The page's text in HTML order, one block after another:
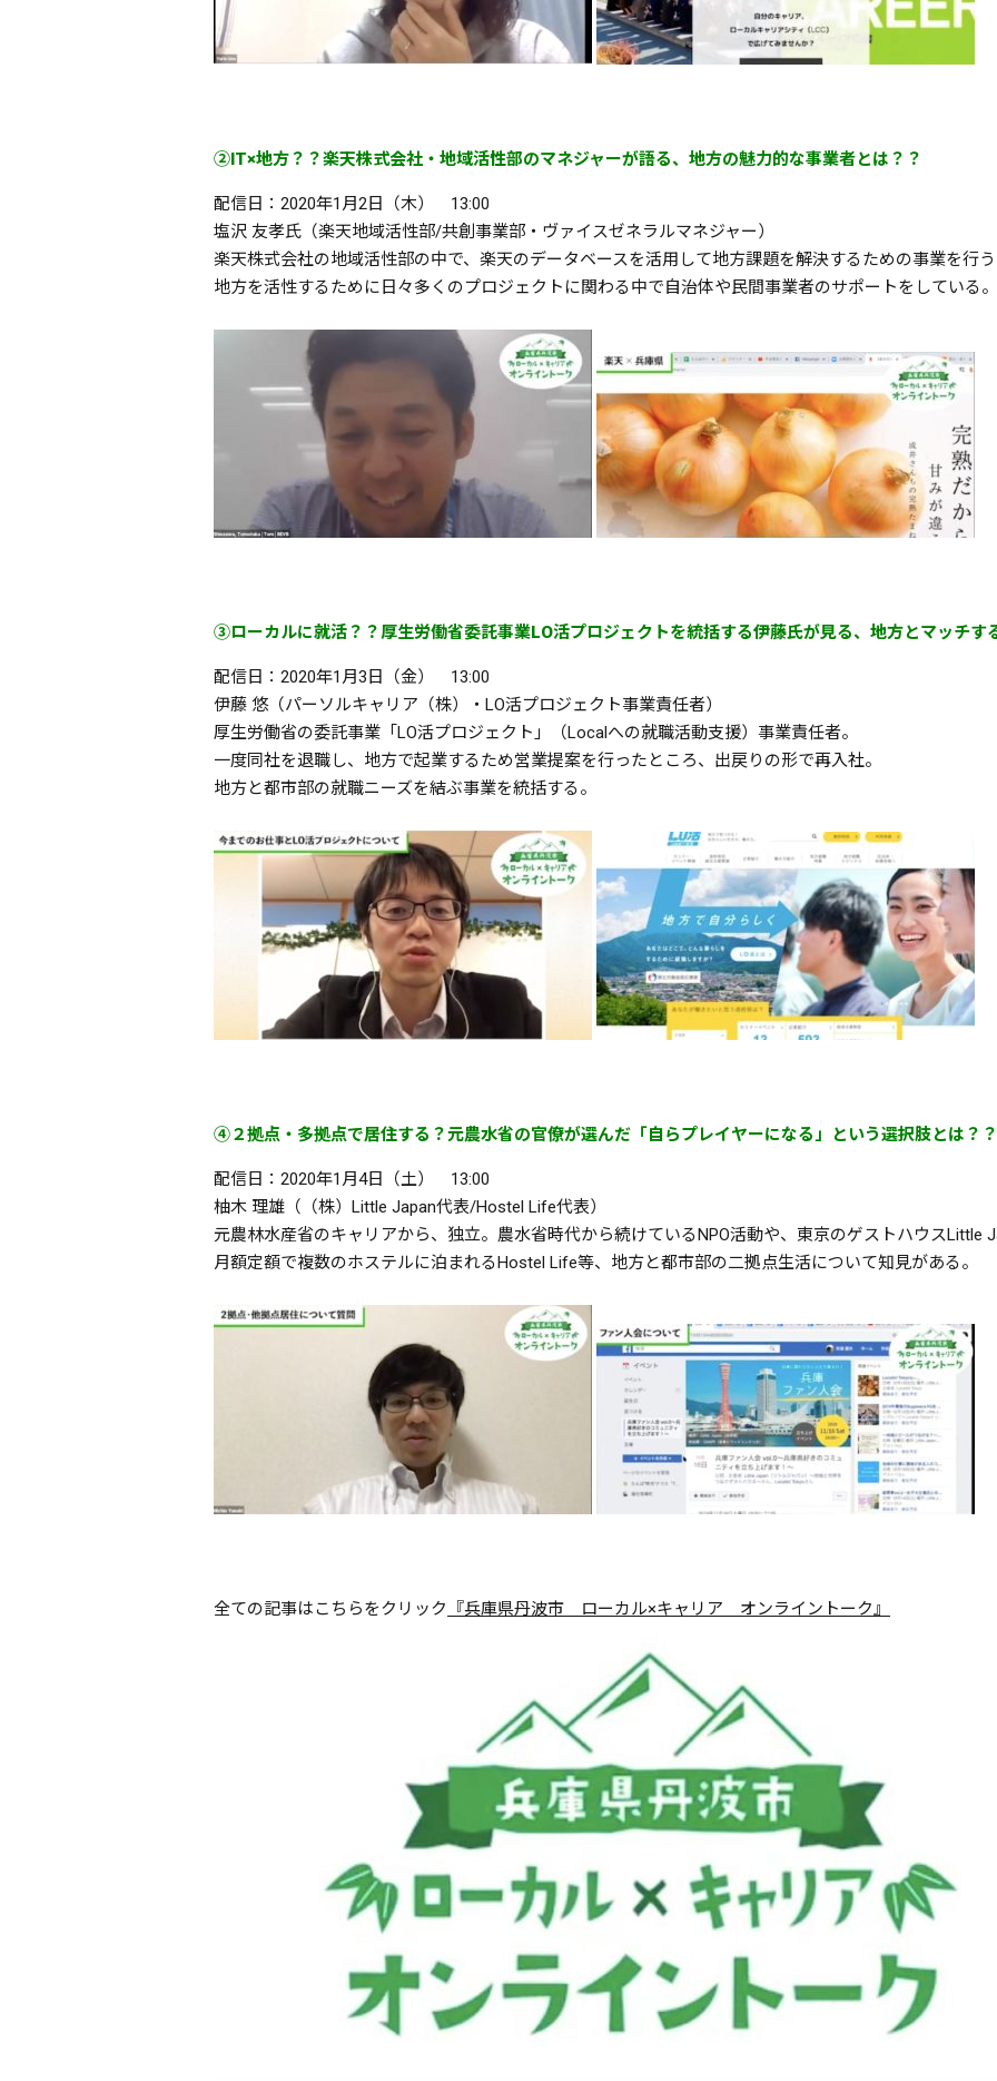
②IT×地方？？楽天株式会社・地域活性部のマネジャーが語る、地方の魅力的な事業者とは？？
配信日：2020年1月2日（木） 13:00
塩沢 友孝氏（楽天地域活性部/共創事業部・ヴァイスゼネラルマネジャー）
楽天株式会社の地域活性部の中で、楽天のデータベースを活用して地方課題を解決するための事業を行う
地方を活性するために日々多くのプロジェクトに関わる中で自治体や民間事業者のサポートをしている。
③ローカルに就活？？厚生労働省委託事業LO活プロジェクトを統括する伊藤氏が見る、地方とマッチす
配信日：2020年1月3日（金） 13:00
伊藤 悠（パーソルキャリア（株）・LO活プロジェクト事業責任者）
厚生労働省の委託事業「LO活プロジェクト」（Localへの就職活動支援）事業責任者。
一度同社を退職し、地方で起業するため営業提案を行ったところ、出戻りの形で再入社。
地方と都市部の就職ニーズを結ぶ事業を統括する。
④２拠点・多拠点で居住する？元農水省の官僚が選んだ「自らプレイヤーになる」という選択肢とは？？
配信日：2020年1月4日（土） 13:00
柚木 理雄（（株）Little Japan代表/Hostel Life代表）
元農林水産省のキャリアから、独立。農水省時代から続けているNPO活動や、東京のゲストハウスLittle
月額定額で複数のホステルに泊まれるHostel Life等、地方と都市部の二拠点生活について知見がある。
全ての記事はこちらをクリック 『兵庫県丹波市 ローカル×キャリア オンライントーク』